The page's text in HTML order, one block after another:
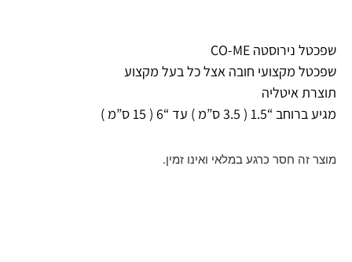
שפכטל נירוסטה CO-ME
שפכטל מקצועי חובה אצל כל בעל מקצוע
תוצרת איטליה
מגיע ברוחב “1.5 ( 3.5 ס”מ ) עד “6 ( 15 ס”מ )
מוצר זה חסר כרגע במלאי ואינו זמין.